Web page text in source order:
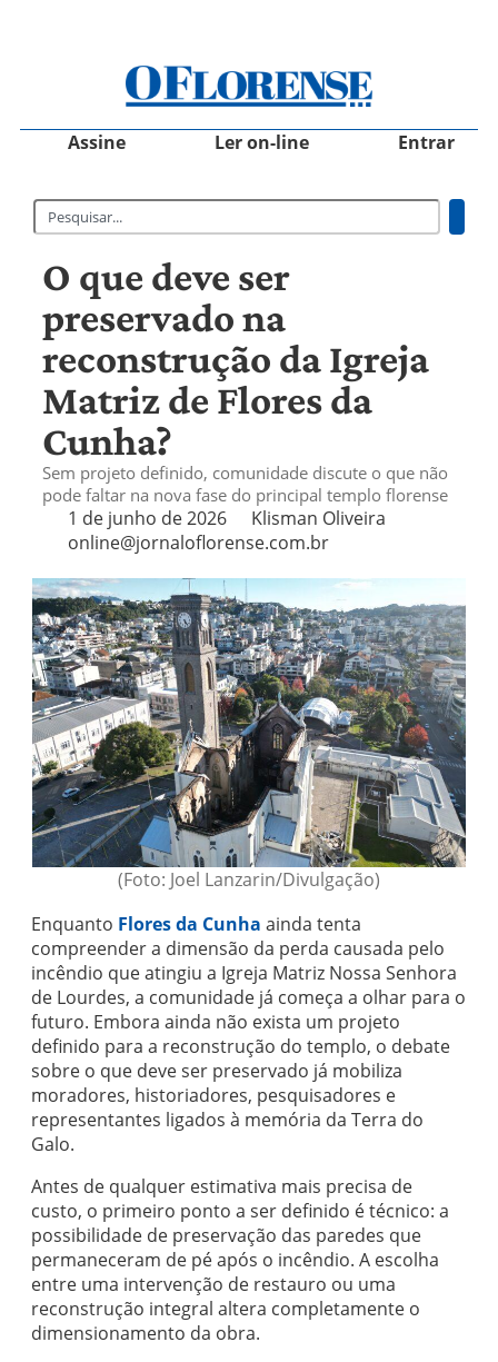
Assine Ler on-line Entrar
O que deve ser
preservado na
reconstrução da Igreja
Matriz de Flores da
Cunha?
Sem projeto definido, comunidade discute o que não
pode faltar na nova fase do principal templo florense
1 de junho de 2026
Klisman Oliveira
online@jornaloflorense.com.br
(Foto: Joel Lanzarin/Divulgação)
Enquanto Flores da Cunha ainda tenta
compreender a dimensão da perda causada pelo
incêndio que atingiu a Igreja Matriz Nossa Senhora
de Lourdes, a comunidade já começa a olhar para o
futuro. Embora ainda não exista um projeto
definido para a reconstrução do templo, o debate
sobre o que deve ser preservado já mobiliza
moradores, historiadores, pesquisadores e
representantes ligados à memória da Terra do
Galo.
Antes de qualquer estimativa mais precisa de
custo, o primeiro ponto a ser definido é técnico: a
possibilidade de preservação das paredes que
permaneceram de pé após o incêndio. A escolha
entre uma intervenção de restauro ou uma
reconstrução integral altera completamente o
dimensionamento da obra.